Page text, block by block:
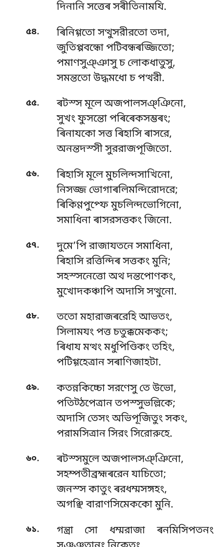
দিনানি সত্তেৰ সৰীতিনামযি.
৫৪.
ৰিনিগ্গতো সত্থুসরীরতো তদা,
জুতিপ্পবন্ধো পটিবন্ধৰজ্জিতো;
পমাণসুঞ্ঞাসু চ লোকধাতুসু,
সমন্ততো উদ্ধমধো চ পত্থরী.
৫৫.
ৰটস্স মূলে অজপালসঞ্ঞিনো,
সুখং ফুসন্তো পৰিৰেকসম্ভৰং;
ৰিনাযকো সত্ত ৰিহাসি ৰাসরে,
অনন্তদস্সী সুররাজপূজিতো.
৫৬.
ৰিহাসি মূলে মুচলিন্দসাখিনো,
নিসজ্জ ভোগাৰলিমন্দিরোদরে;
ৰিকিণ্ণপুপ্ফে মুচলিন্দভোগিনো,
সমাধিনা ৰাসরসত্তকং জিনো.
৫৭.
দুমে’পি রাজাযতনে সমাধিনা,
ৰিহাসি রত্তিন্দিৰ সত্তকং মুনি;
সহস্সনেত্তো অথ দন্তপোণকং,
মুখোদকঞ্চাপি অদাসি সত্থুনো.
৫৮.
ততো মহারাজৰরেহি আভতং,
সিলামযং পত্ত চতুক্কমেককং;
ৰিধায মত্থং মধুপিণ্ডিকং তহিং,
পটিগ্গহেত্ৰান সৰাণিজাহটা.
৫৯.
কতন্নকিচ্চো সরণেসু তে উভো,
পতিট্ঠপেত্ৰান তপস্সুভল্লিকে;
অদাসি তেসং অভিপূজিতুং সকং,
পরামসিত্ৰান সিরং সিরোরুহে.
৬০.
ৰটস্সমুলে অজপালসঞ্ঞিনো,
সহম্পতীব্রহ্মৰরেন যাচিতো;
জনস্স কাতুং ৰরধম্মসঙ্গহং,
অগঞ্ছি বারাণসিমেককো মুনি.
৬১.
গন্ত্ৰা সো ধম্মরাজা ৰনমিসিপতনং